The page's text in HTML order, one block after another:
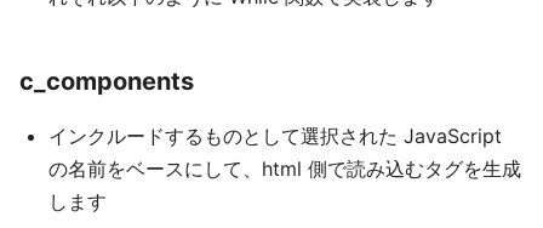
c_components
インクルードするものとして選択された JavaScript
の名前をベースにして、html 側で読み込むタグを生成
します